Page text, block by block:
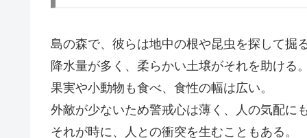
島の森で、彼らは地中の根や昆虫を探して掘る
降水量が多く、柔らかい土壌がそれを助ける。
果実や小動物も食べ、食性の幅は広い。
外敵が少ないため警戒心は薄く、人の気配にも
それが時に、人との衝突を生むこともある。